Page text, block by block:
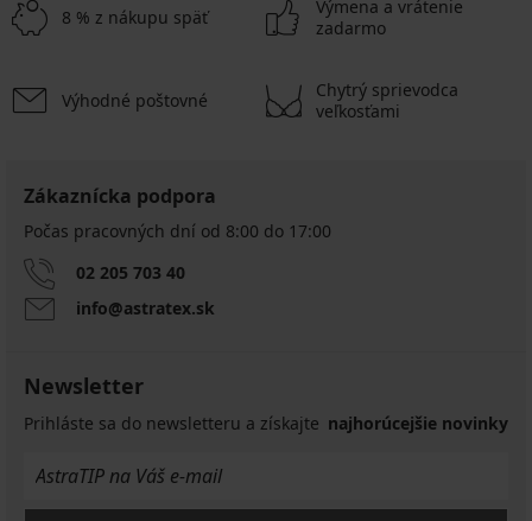
8 % z nákupu späť
Výmena a vrátenie
zadarmo
Výhodné poštovné
Chytrý sprievodca
veľkosťami
Zákaznícka podpora
Počas pracovných dní od 8:00 do 17:00
02 205 703 40
info@astratex.sk
Newsletter
Prihláste sa do newsletteru a získajte najhorúcejšie novinky